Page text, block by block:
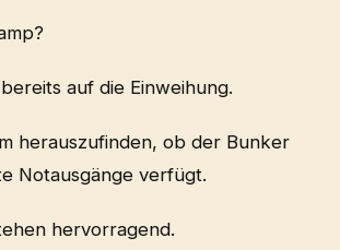
auf die Einweihung.
herauszufinden, ob der Bunker
Notausgänge verfügt.
hervorragend.